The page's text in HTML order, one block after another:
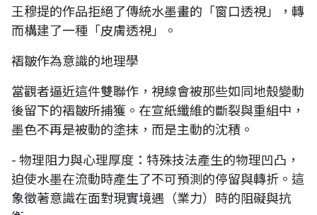
王穆提的作品拒絕了傳統水墨畫的「窗口透視」，轉
而構建了一種「皮膚透視」。
褶皺作為意識的地理學
當觀者逼近這件雙聯作，視線會被那些如同地殼變動
後留下的褶皺所捕獲。在宣紙纖維的斷裂與重組中，
墨色不再是被動的塗抹，而是主動的沈積。
- 物理阻力與心理厚度：特殊技法產生的物理凹凸，
迫使水墨在流動時產生了不可預測的停留與轉折。這
象徵著意識在面對現實境遇（業力）時的阻礙與抗